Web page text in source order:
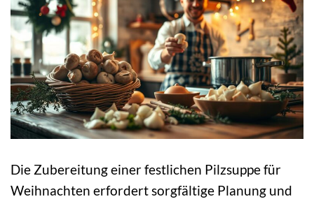
Die Zubereitung einer festlichen Pilzsuppe für
Weihnachten erfordert sorgfältige Planung und